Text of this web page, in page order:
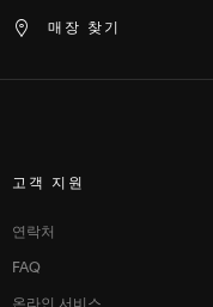
매장 찾기
고객 지원​
연락처
FAQ